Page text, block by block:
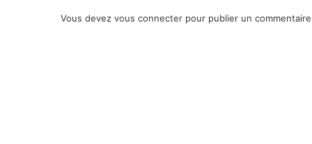
Vous devez vous connecter pour publier un